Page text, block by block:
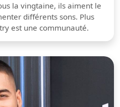
la vingtaine, ils aiment le
différents sons. Plus
est une communauté.